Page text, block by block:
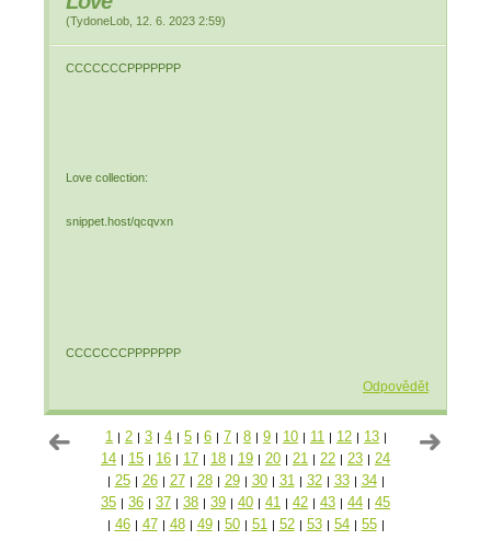
(TydoneLob 12. 6. 2023 2:59)
CCCCCCCPPPPPPP
Love collection:
snippet.host/qcqvxn
CCCCCCCPPPPPPP
Odpovědět
1 | 2 | 3 | 4 | 5 | 6 | 7 | 8 | 9 | 10 | 11 | 12 | 13 |
14 | 15 | 16 | 17 | 18 | 19 | 20 | 21 | 22 | 23 | 24
| 25 | 26 | 27 | 28 | 29 | 30 | 31 | 32 | 33 | 34 |
35 | 36 | 37 | 38 | 39 | 40 | 41 | 42 | 43 | 44 | 45
| 46 | 47 | 48 | 49 | 50 | 51 | 52 | 53 | 54 | 55 |